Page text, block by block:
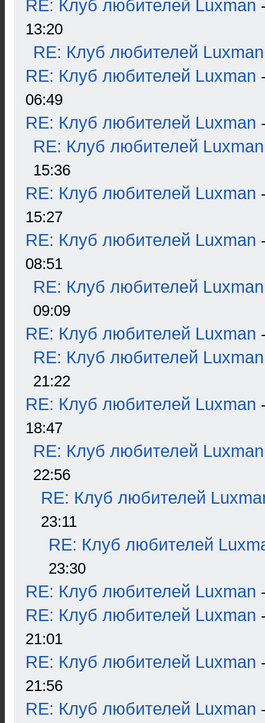
RE: Клуб любителей Luxman
13:20
RE: Клуб любителей Luxman
RE: Клуб любителей Luxman
06:49
RE: Клуб любителей Luxman
RE: Клуб любителей Luxman
15:36
RE: Клуб любителей Luxman
15:27
RE: Клуб любителей Luxman
08:51
RE: Клуб любителей Luxman
09:09
RE: Клуб любителей Luxman
RE: Клуб любителей Luxman
21:22
RE: Клуб любителей Luxman
18:47
RE: Клуб любителей Luxman
22:56
RE: Клуб любителей
23:11
RE: Клуб любителей
23:30
RE: Клуб любителей Luxman
RE: Клуб любителей Luxman
21:01
RE: Клуб любителей Luxman
21:56
RE: Клуб любителей Luxman